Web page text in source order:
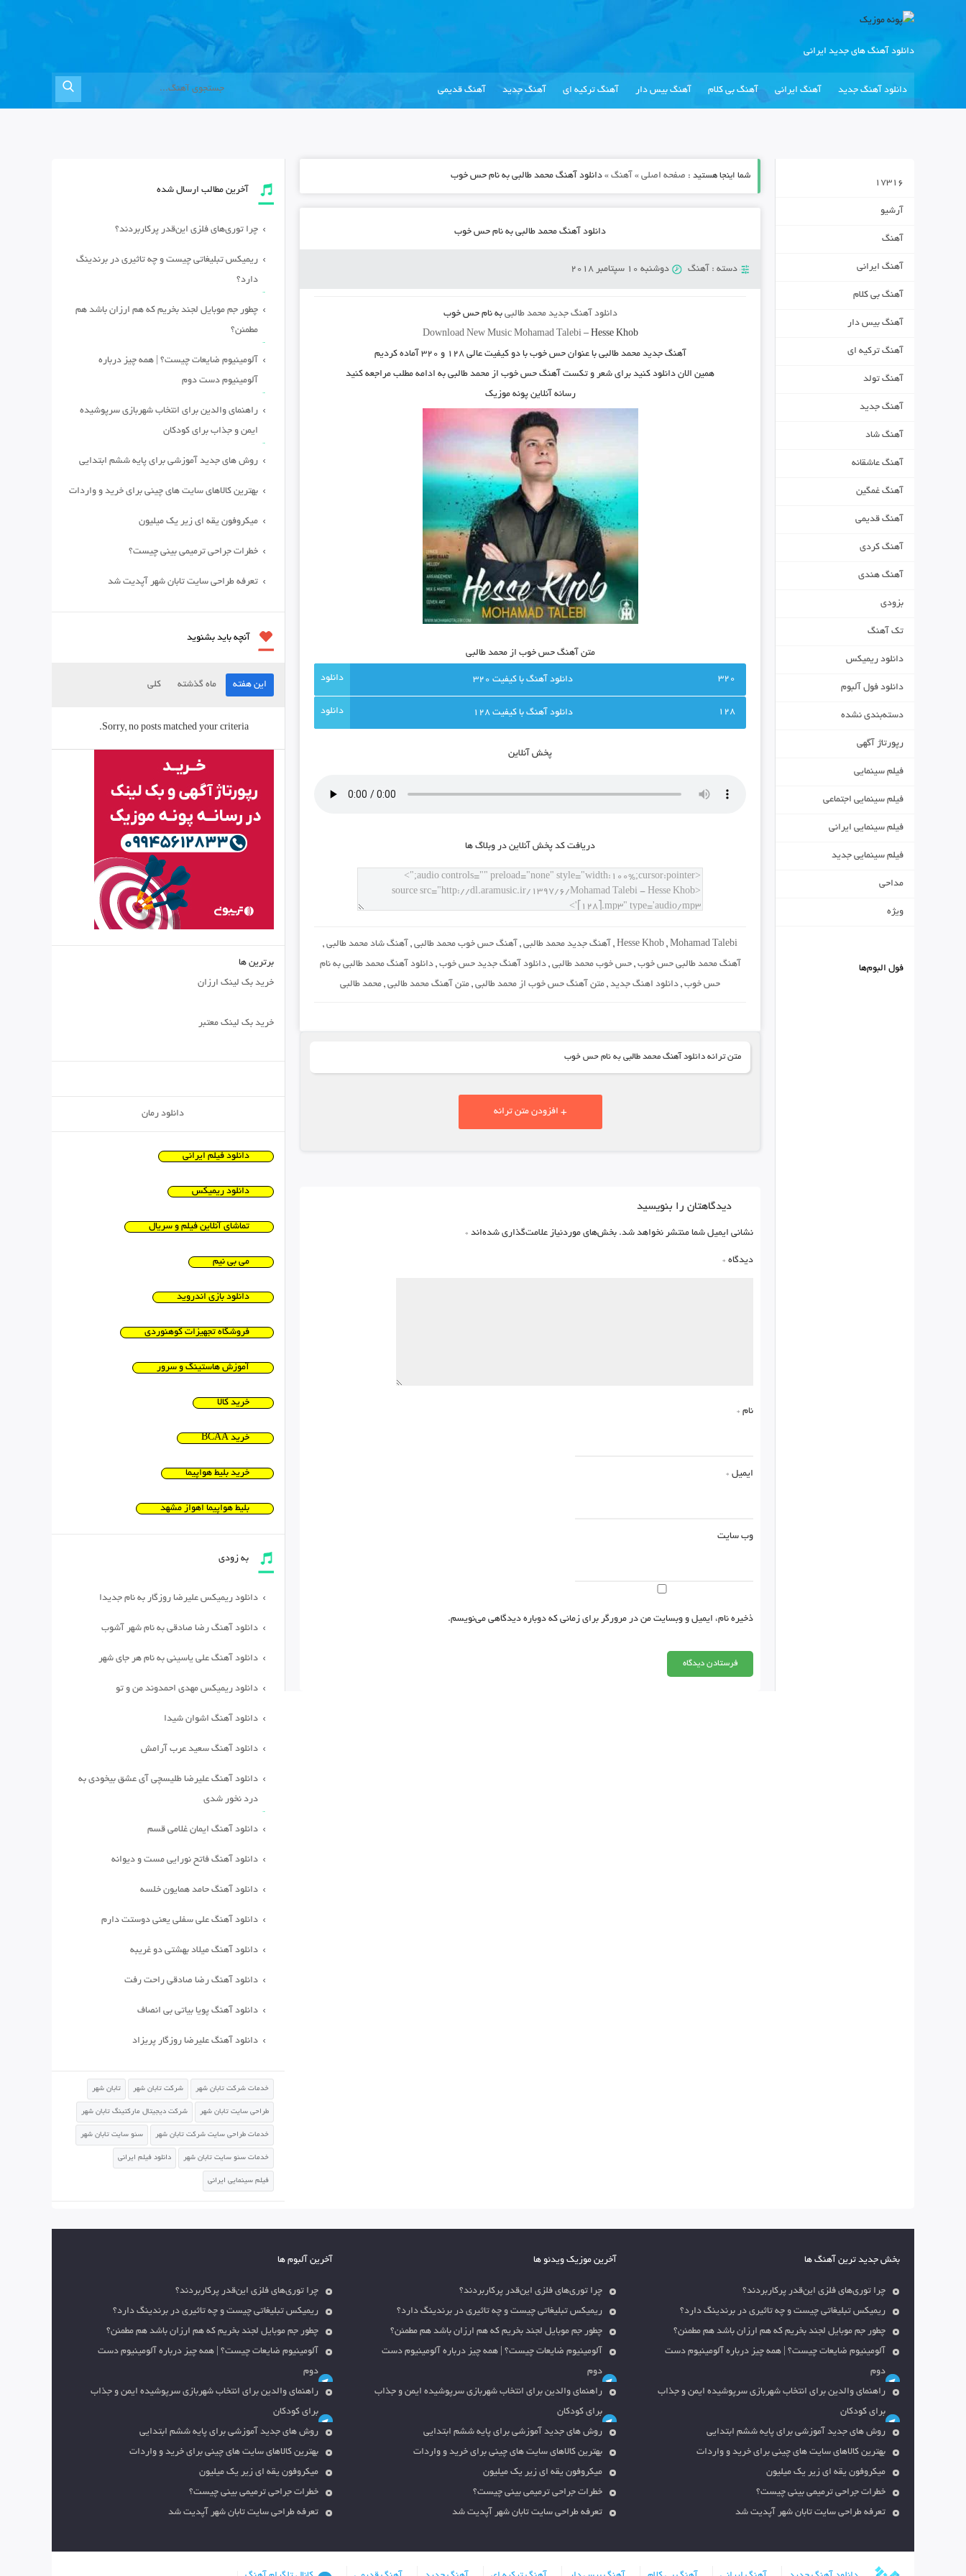
دانلود آهنگ های جدید ایرانی
دانلود آهنگ جدید آهنگ ایرانی آهنگ بی کلام آهنگ بیس دار آهنگ ترکیه ای آهنگ جدید آهنگ قدیمی
شما اینجا هستید : صفحه اصلی» آهنگ» دانلود آهنگ محمد طالبی به نام حس خوب
دانلود آهنگ محمد طالبی به نام حس خوب
دسته : آهنگ دوشنبه 10 سپتامبر 2018
دانلود آهنگ جدید محمد طالبی به نامحس خوب
Download New Music Mohamad Talebi– Hesse Khob
آهنگ جدیدمحمد طالبی با عنوانحس خوب با دو کیفیت عالی ۱۲۸ و ۳۲۰ آماده کردیم
همین الان دانلود کنید برای شعر و تکست آهنگ حس خوب از محمد طالبی به ادامه مطلب مراجعه کنید
رسانه آنلاین پونه موزیک
متن آهنگ حس خوب از محمد طالبی
320 دانلود آهنگ با کيفيت 320
128 دانلود آهنگ با کيفيت 128
پخش آنلاين
دريافت کد پخش آنلاين در وبلاگ ها
Hesse Khob ,Mohamad Talebi
, آهنگ جدید محمد طالبی, آهنگ حس خوب محمد طالبی, آهنگ شاد محمد طالبی,
آهنگ محمد طالبی حس خوب ,حس خوب محمد طالبی ,دانلود آهنگ جدید حس خوب ,دانلود آهنگ محمد طالبی به نام
حس خوب, دانلود اهنگ جدید, متن آهنگ حس خوب از محمد طالبی, متن آهنگ محمد طالبی, محمد طالبی
متن ترانه دانلود آهنگ محمد طالبی به نام حس خوب
+ افزودن متن ترانه
دیدگاهتان را بنویسید
نشانی ایمیل شما منتشر نخواهد شد. بخش‌های موردنیاز علامت‌گذاری شده‌اند *
دیدگاه *
نام *
ایمیل *
وب‌ سایت
ذخیره نام، ایمیل و وبسایت من در مرورگر برای زمانی که دوباره دیدگاهی می‌نویسم.
17316
آرشیو
آهنگ
آهنگ ایرانی
آهنگ بی کلام
آهنگ بیس دار
آهنگ ترکیه ای
آهنگ تولد
آهنگ جدید
آهنگ شاد
آهنگ عاشقانه
آهنگ غمگین
آهنگ قدیمی
آهنگ کردی
آهنگ هندی
بزودی
تک آهنگ
دانلود ریمیکس
دانلود فول آلبوم
دسته‌بندی نشده
رپورتاژ آگهی
فیلم سینمایی
فیلم سینمایی اجتماعی
فیلم سینمایی ایرانی
فیلم سینمایی جدید
مداحی
ویژه
فول البوم‌ها
آخرین مطالب ارسال شده
چرا توری‌های فلزی این‌قدر پرکاربردند؟
ریمیکس تبلیغاتی چیست و چه تاثیری در برندینگ
دارد؟
چطور جم موبایل لجند بخریم که هم ارزان باشد هم
مطمئن؟
آلومینیوم ضایعات چیست؟ | همه چیز درباره
آلومینیوم دست دوم
راهنمای والدین برای انتخاب شهربازی سرپوشیده
ایمن و جذاب برای کودکان
روش های جدید آموزشی برای پایه ششم ابتدایی
بهترین کالاهای سایت های چینی برای خرید و واردات
میکروفون یقه ای زیر یک میلیون
خطرات جراحی ترمیمی بینی چیست؟
تعرفه طراحی سایت تابان شهر آپدیت شد
آنچه باید بشنوید
این هفته ماه گذشته کلی
Sorry, no posts matched your criteria.
برترین ها
خرید بک لینک ارزان
خرید بک لینک معتبر
دانلود رمان
دانلود فیلم ایرانی
دانلود ریمیکس
تماشای آنلاین فیلم و سریال
می بی نیم
دانلود بازی اندروید
فروشگاه تجهیزات کوهنوردی
آموزش هاستینگ و سرور
خرید کالا
خرید BCAA
خرید بلیط هواپیما
بلیط هواپیما اهواز مشهد
به زودی
دانلود ریمیکس علیرضا روزگار به نام جدیدا
دانلود آهنگ رضا صادقی به نام شهر آشوب
دانلود آهنگ علی یاسینی به نام هر جای شهر
دانلود ریمیکس مهدی احمدوند من و تو
دانلود آهنگ اشوان شیدا
دانلود آهنگ سعید عرب آرامش
دانلود آهنگ علیرضا طلیسچی آی عشق بیخودی به
درد نخور شدی
دانلود آهنگ ایمان غلامی قسم
دانلود آهنگ فاتح نورایی مست و دیوانه
دانلود آهنگ حامد همایون خلسه
دانلود آهنگ علی سفلی یعنی دوستت دارم
دانلود آهنگ میلاد بهشتی دو غریبه
دانلود آهنگ رضا صادقی راحت رفت
دانلود آهنگ پویا بیاتی بی انصاف
دانلود آهنگ علیرضا روزگار پریزاد
خدمات شرکت تابان شهر شرکت تابان شهر تابان شهر
طراحی سایت تابان شهر شرکت دیجیتال مارکتینگ تابان شهر
خدمات طراحی سایت شرکت تابان شهر سئو سایت تابان شهر
خدمات سئو سایت تابان شهر دانلود فیلم ایرانی
فیلم سینمایی ایرانی
بخش جدید ترین آهنگ ها
چرا توری‌های فلزی این‌قدر پرکاربردند؟
ریمیکس تبلیغاتی چیست و چه تاثیری در برندینگ دارد؟
چطور جم موبایل لجند بخریم که هم ارزان باشد هم مطمئن؟
آلومینیوم ضایعات چیست؟ | همه چیز درباره آلومینیوم دست
دوم
راهنمای والدین برای انتخاب شهربازی سرپوشیده ایمن و جذاب
برای کودکان
روش های جدید آموزشی برای پایه ششم ابتدایی
بهترین کالاهای سایت های چینی برای خرید و واردات
میکروفون یقه ای زیر یک میلیون
خطرات جراحی ترمیمی بینی چیست؟
تعرفه طراحی سایت تابان شهر آپدیت شد
آخرین موزیک ویدئو ها
چرا توری‌های فلزی این‌قدر پرکاربردند؟
ریمیکس تبلیغاتی چیست و چه تاثیری در برندینگ دارد؟
چطور جم موبایل لجند بخریم که هم ارزان باشد هم مطمئن؟
آلومینیوم ضایعات چیست؟ | همه چیز درباره آلومینیوم دست
دوم
راهنمای والدین برای انتخاب شهربازی سرپوشیده ایمن و جذاب
برای کودکان
روش های جدید آموزشی برای پایه ششم ابتدایی
بهترین کالاهای سایت های چینی برای خرید و واردات
میکروفون یقه ای زیر یک میلیون
خطرات جراحی ترمیمی بینی چیست؟
تعرفه طراحی سایت تابان شهر آپدیت شد
آخرین آلبوم ها
چرا توری‌های فلزی این‌قدر پرکاربردند؟
ریمیکس تبلیغاتی چیست و چه تاثیری در برندینگ دارد؟
چطور جم موبایل لجند بخریم که هم ارزان باشد هم مطمئن؟
آلومینیوم ضایعات چیست؟ | همه چیز درباره آلومینیوم دست
دوم
راهنمای والدین برای انتخاب شهربازی سرپوشیده ایمن و جذاب
برای کودکان
روش های جدید آموزشی برای پایه ششم ابتدایی
بهترین کالاهای سایت های چینی برای خرید و واردات
میکروفون یقه ای زیر یک میلیون
خطرات جراحی ترمیمی بینی چیست؟
تعرفه طراحی سایت تابان شهر آپدیت شد